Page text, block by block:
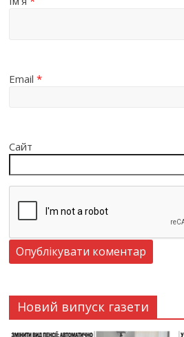
Email*
Сайт
Новий випуск газети